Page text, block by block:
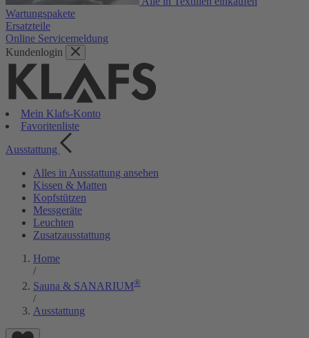
Wartungspakete
Ersatzteile
Online Servicemeldung
Kundenlogin
Mein Klafs-Konto
Favoritenliste
Ausstattung
Alles in Ausstattung ansehen
Kissen & Matten
Kopfstützen
Messgeräte
Leuchten
Zusatzausstattung
Home
/
Sauna & SANARIUM®
/
Ausstattung